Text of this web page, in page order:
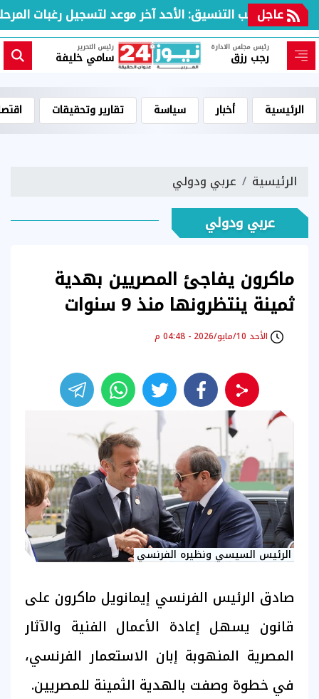
عاجل
مكتب التنسيق: الأحد آخر موعد لتسجيل رغبات المرحلة
رئيس مجلس الادارة
رجب رزق
رئيس التحرير
سامي خليفة
الرئيسية أخبار سياسة تقارير وتحقيقات
الرئيسية عربي ودولي
عربي ودولي
ماكرون يفاجئ المصريين بهدية
ثمينة ينتظرونها منذ 9 سنوات
الأحد 10/مايو/2026 - 04:48 م
الرئيس السيسي ونظيره الفرنسي
صادق الرئيس الفرنسي إيمانويل ماكرون على
قانون يسهل إعادة الأعمال الفنية والآثار
المصرية المنهوبة إبان الاستعمار الفرنسي،
في خطوة وصفت بالهدية الثمينة للمصريين.